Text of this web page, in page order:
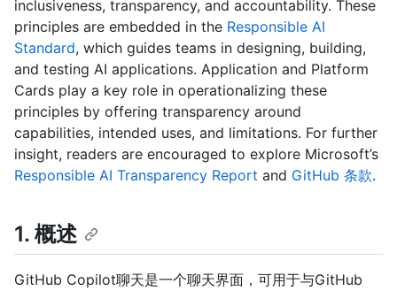
inclusiveness, transparency, and accountability. These
principles are embedded in the Responsible AI
Standard, which guides teams in designing, building,
and testing AI applications. Application and Platform
Cards play a key role in operationalizing these
principles by offering transparency around
capabilities, intended uses, and limitations. For further
insight, readers are encouraged to explore Microsoft’s
Responsible AI Transparency Report and GitHub 条款.
1. 概述
GitHub Copilot聊天是一个聊天界面，可用于与GitHub